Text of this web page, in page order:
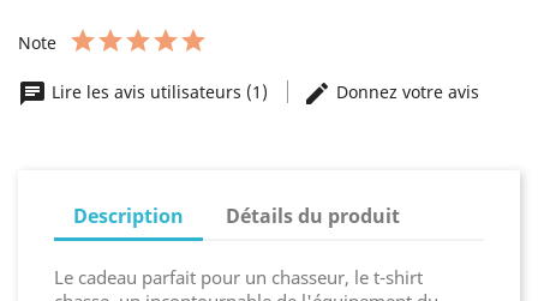
Note
Lire les avis utilisateurs (1) Donnez votre avis
Description Détails du produit
Le cadeau parfait pour un chasseur, le t-shirt